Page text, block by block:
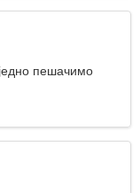
пешачимо